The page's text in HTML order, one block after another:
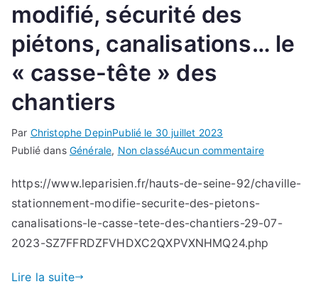
modifié, sécurité des
piétons, canalisations… le
« casse-tête » des
chantiers
Par Christophe DepinPublié le 30 juillet 2023
Publié dans Générale, Non classéAucun commentairesur
:
modifié,
sécurité
https://www.leparisien.fr/hauts-de-seine-92/chaville-
stationnement-modifie-securite-des-pietons-
canalisations-le-casse-tete-des-chantiers-29-07-
2023-SZ7FFRDZFVHDXC2QXPVXNHMQ24.php
Lire la suite